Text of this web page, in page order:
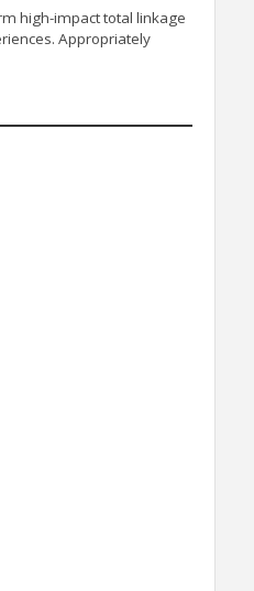
high-impact total linkage
Appropriately